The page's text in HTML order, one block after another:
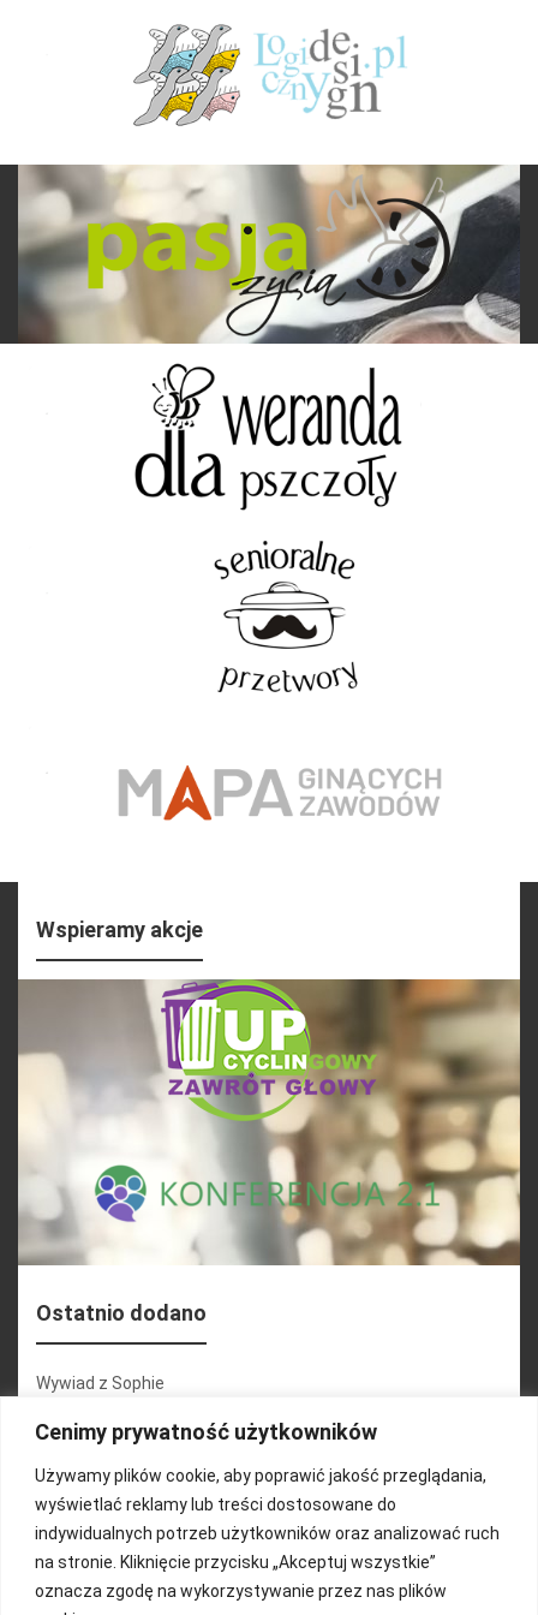
Cenimy prywatność użytkowników
Używamy plików cookie, aby poprawić jakość przeglądania,
wyświetlać reklamy lub treści dostosowane do
indywidualnych potrzeb użytkowników oraz analizować ruch
na stronie. Kliknięcie przycisku „Akceptuj wszystkie”
oznacza zgodę na wykorzystywanie przez nas plików
Wspieramy akcje
Ostatnio dodano
Wywiad z Sophie
Konferencja 2.1
Martyna Wojciechowska
Relacja zdjęciowa 25.09.2024r (cz.2)
Wywiady z uczestnikami